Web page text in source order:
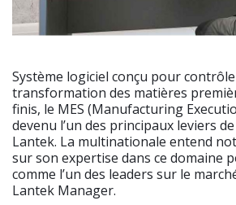
Système logiciel conçu pour
transformation des matières
finis, le MES (Manufacturing
devenu l’un des principaux leviers
Lantek. La multinationale entend
sur son expertise dans ce domaine
comme l’un des leaders sur le
Lantek Manager.